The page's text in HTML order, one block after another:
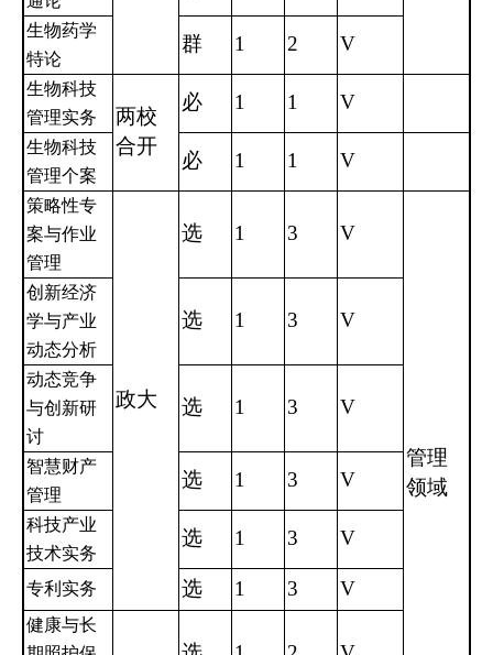
生物药学
特论
群 1 2 V
生物科技
管理实务
两校
合开
必 1 1 V
生物科技
管理个案
必 1 1 V
策略性专
案与作业
管理
政大
选 1 3 V
管理
领域
创新经济
学与产业
动态分析
选 1 3 V
动态竞争
与创新研
讨
选 1 3 V
智慧财产
管理
选 1 3 V
科技产业
技术实务
选 1 3 V
专利实务 选 1 3 V
健康与长